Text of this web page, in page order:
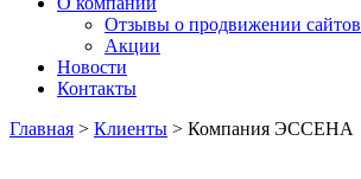
Отзывы о продвижении сайтов
Акции
Новости
Контакты
Главная > Клиенты > Компания ЭССЕНА